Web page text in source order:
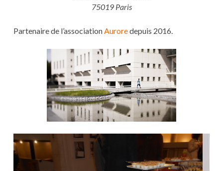
75019 Paris
Partenaire de l’association Auroredepuis 2016.